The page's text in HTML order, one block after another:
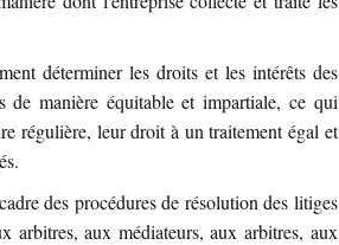
déterminer les droits et les intérêts des
de manière équitable et impartiale, ce qui
régulière, leur droit à un traitement égal et
des procédures de résolution des litiges
arbitres, aux médiateurs, aux arbitres, aux